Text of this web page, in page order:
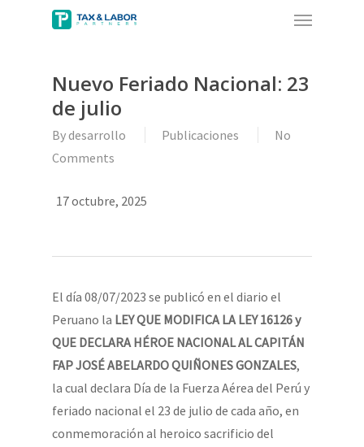
Menu
Nuevo Feriado Nacional: 23
de julio
Bydesarrollo Publicaciones
No
Comments
17 octubre, 2025
El día 08/07/2023 se publicó en el diario el
Peruano la LEY QUE MODIFICA LA LEY 16126 y
QUE DECLARA HÉROE NACIONAL AL CAPITÁN
FAP JOSÉ ABELARDO QUIÑONES GONZALES,
la cual declara Día de la Fuerza Aérea del Perú y
feriado nacional el 23 de julio de cada año, en
conmemoración al heroico sacrificio del